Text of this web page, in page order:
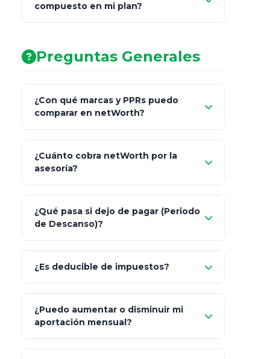
AA (Muy Fuerte)
compuesto en mi plan?
Preguntas Generales
¿Con qué marcas y PPRs puedo
comparar en netWorth?
GNP (Proyecta)
Seguros Monterrey
Skandia (Crea)
¿Cuánto cobra netWorth por la
asesoría?
¿Qué pasa si dejo de pagar (Periodo
de Descanso)?
¿Es deducible de impuestos?
¿Puedo aumentar o disminuir mi
aportación mensual?